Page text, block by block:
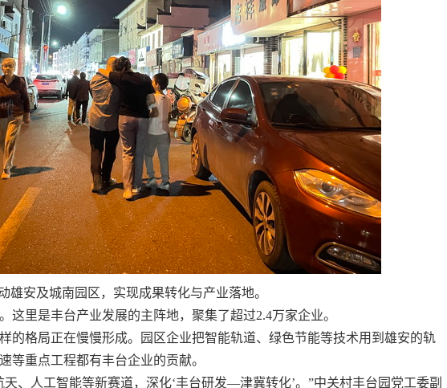
雄安及城南园区，实现成果转化与产业落地。
这里是丰台产业发展的主阵地，聚集了超过2.4万家企业。
的格局正在慢慢形成。园区企业把智能轨道、绿色节能等技术用到雄安的轨
等重点工程都有丰台企业的贡献。
、人工智能等新赛道，深化‘丰台研发—津冀转化’。”中关村丰台园党工委副